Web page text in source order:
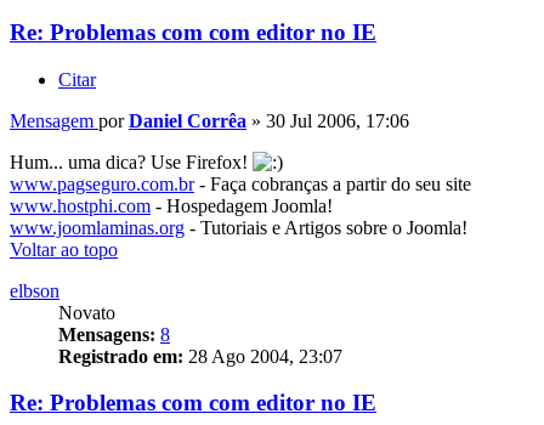
Re: Problemas com com editor no IE
Citar
Mensagem porDaniel Corrêa » 30 Jul 2006, 17:06
Hum... uma dica? Use Firefox!
www.pagseguro.com.br- Faça cobranças a partir do seu site
www.hostphi.com - Hospedagem Joomla!
www.joomlaminas.org - Tutoriais e Artigos sobre o Joomla!
Voltar ao topo
elbson
Novato
Mensagens: 8
Registrado em: 28 Ago 2004, 23:07
Re: Problemas com com editor no IE